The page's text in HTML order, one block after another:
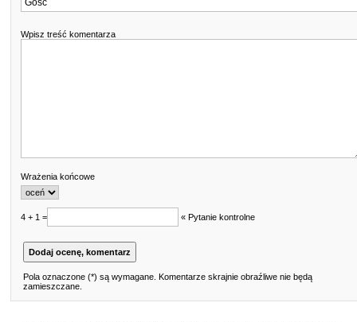
Wpisz treść komentarza
Wrażenia końcowe
4 + 1 = « Pytanie kontrolne
Pola oznaczone (*) są wymagane. Komentarze skrajnie obraźliwe nie będą
zamieszczane.